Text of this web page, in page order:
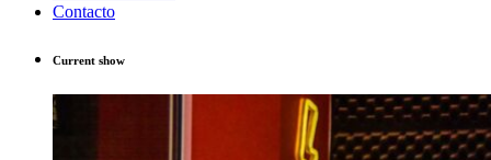
Contacto
Current show